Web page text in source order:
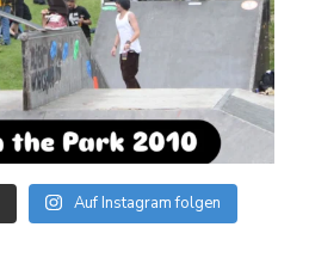
Auf Instagram folgen